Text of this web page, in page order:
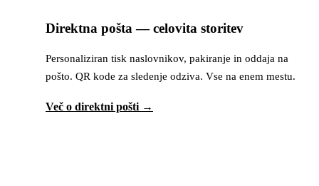
Direktna pošta — celovita storitev
Personaliziran tisk naslovnikov, pakiranje in oddaja na
pošto. QR kode za sledenje odziva. Vse na enem mestu.
Več o direktni pošti →